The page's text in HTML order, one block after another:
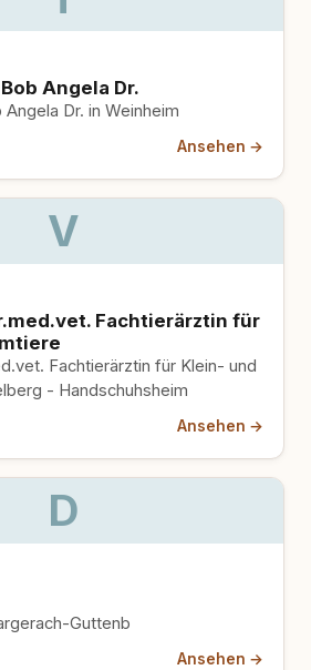
Angela Dr.
Dr. in Weinheim
Ansehen →
V
Fachtierärztin für
Fachtierärztin für Klein- und
- Handschuhsheim
Ansehen →
D
Guttenb
Ansehen →